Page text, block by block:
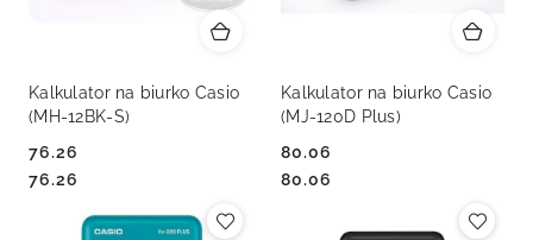
Kalkulator na biurko Casio
(MH-12BK-S)
Cena:
76.26
Cena:
76.26
Kalkulator na biurko Casio
(MJ-120D Plus)
Cena:
80.06
Cena:
80.06